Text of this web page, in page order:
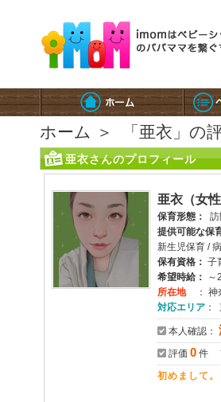
ホーム ＞ 「亜衣」の
亜衣さんのプロフィール
亜衣（女
保育形態：
提供可能な保
新生児保育 /
保有資格： 子
希望時給：
～
所在地
：
対応エリア ：
本人確認：
評価 0 件
初めまして。